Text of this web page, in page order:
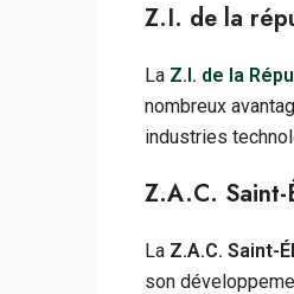
Z.I. de la
La Z.I. de la
nombreux
industries
Z.A.C. Saint-
La Z.A.C. Saint-
son